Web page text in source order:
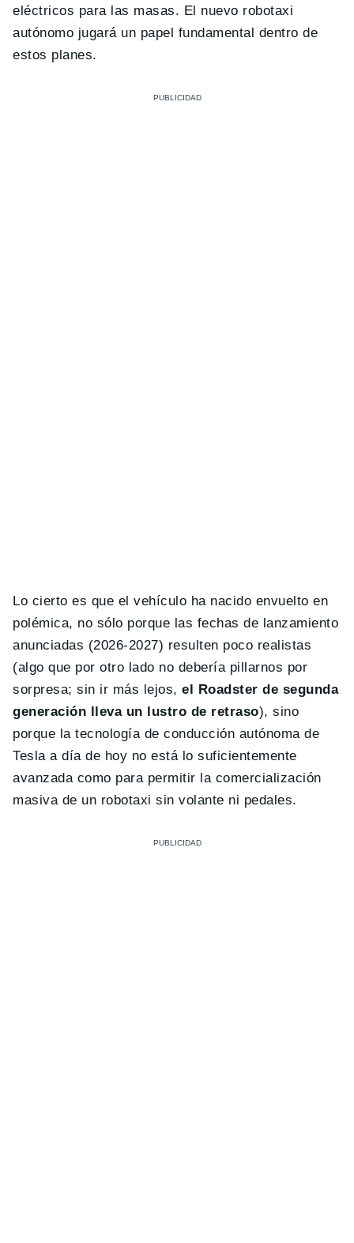
eléctricos para las masas. El nuevo robotaxi
autónomo jugará un papel fundamental dentro de
estos planes.
Lo cierto es que el vehículo ha nacido envuelto en
polémica, no sólo porque las fechas de lanzamiento
anunciadas (2026-2027) resulten poco realistas
(algo que por otro lado no debería pillarnos por
sorpresa; sin ir más lejos,el Roadster de segunda
generación lleva un lustro de retraso), sino
porque la tecnología de conducción autónoma de
Tesla a día de hoy no está lo suficientemente
avanzada como para permitir la comercialización
masiva de un robotaxi sin volante ni pedales.